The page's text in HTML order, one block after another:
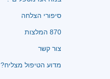
סיפורי הצלחה
870 המלצות
צור קשר
מדוע הטיפול מצליח?